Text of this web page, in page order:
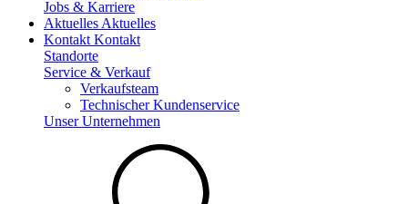
Jobs & Karriere
Aktuelles Aktuelles
Kontakt Kontakt
Standorte
Service & Verkauf
Verkaufsteam
Technischer Kundenservice
Unser Unternehmen